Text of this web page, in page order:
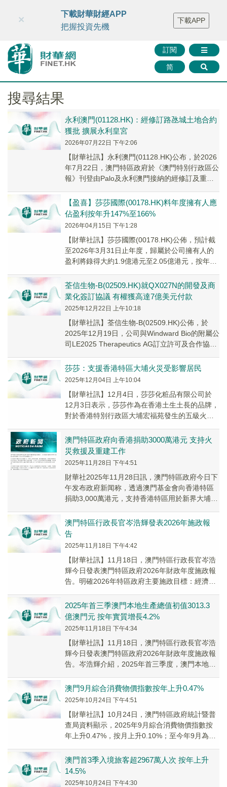
財華智庫網 FINTV FINMETA 財華證券 媒體矩陣
智庫沙龍
聯絡我們
訂閱
简
×
下載財華財經APP
把握投資先機
下載APP
搜尋結果
永利澳門(01128.HK)：經修訂路氹城土地合約
獲批 擴展永利皇宮
2026年07月22日 下午2:06
【財華社訊】永利澳門(01128.HK)公布，於2026
年7月22日，澳門特區政府於《澳門特別行政區公
報》刊登由Palo及永利澳門接納的經修訂及重列
【盈喜】莎莎國際(00178.HK)料年度擁有人應
佔盈利按年升147%至166%
2026年04月15日 下午1:28
【財華社訊】莎莎國際(00178.HK)公佈，預計截
至2026年3月31日止年度，歸屬於公司擁有人的
盈利將錄得大約1.9億港元至2.05億港元，按年上
荃信生物-B(02509.HK)就QX027N的開發及商
業化簽訂協議 有權獲高達7億美元付款
2025年12月22日 上午10:18
【財華社訊】荃信生物-B(02509.HK)公佈，於
2025年12月19日，公司與Windward Bio的附屬公
司LE2025 Therapeutics AG訂立許可及合作協
莎莎：支援香港特區大埔火災受影響居民
2025年12月04日 上午10:04
【財華社訊】12月4日，莎莎化粧品有限公司於
12月3日表示，莎莎作為在香港土生土長的品牌，
對於香港特別行政區大埔宏福苑發生的五級火
展開支...
澳門特區政府向香港捐助3000萬港元 支持火
災救援及重建工作
2025年11月28日 下午4:51
財華社2025年11月28日訊，澳門特區政府今日下
午发布政府新闻称，透過澳門基金會向香港特區
捐助3,000萬港元，支持香港特區用於新界大埔區
澳門特區行政長官岑浩輝發表2026年施政報
告
2025年11月18日 下午4:42
【財華社訊】11月18日，澳門特區行政長官岑浩
輝今日發表澳門特區政府2026年財政年度施政報
告。明確2026年特區政府主要施政目標：經濟持
2025年首三季澳門本地生產總值初值3013.3
億澳門元 按年實質增長4.2%
2025年11月18日 下午4:34
【財華社訊】11月18日，澳門特區行政長官岑浩
輝今日發表澳門特區政府2026年財政年度施政報
告。岑浩輝介紹，2025年首三季度，澳門本地生
澳門9月綜合消費物價指數按年上升0.47%
2025年10月24日 下午4:51
【財華社訊】10月24日，澳門特區政府統計暨普
查局資料顯示，2025年9月綜合消費物價指數按
年上升0.47%，按月上升0.10%；至今年9月為止
澳門首3季入境旅客超2967萬人次 按年上升
14.5%
2025年10月24日 下午4:30